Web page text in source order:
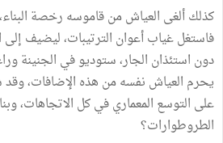
كذلك ألغى العياش من قاموسه رخصة
فاستغل غياب أعوان الترتيبات، ليضيف إلى
دون استئذان الجار، ستوديو في الجنينة
يحرم العياش نفسه من هذه الإضافات، وقد
على التوسع المعماري في كل الاتجاهات،
الطروطوارات؟